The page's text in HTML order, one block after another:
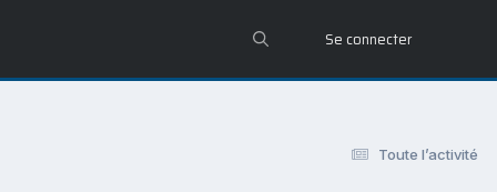
Se connecter
Toute l’activité